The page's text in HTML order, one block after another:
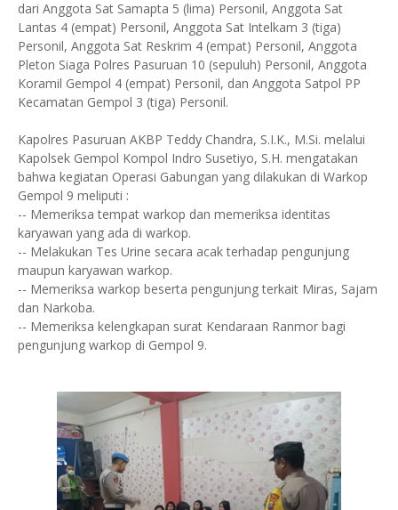
dari Anggota Sat Samapta 5 (lima) Personil, Anggota Sat
Lantas 4 (empat) Personil, Anggota Sat Intelkam 3 (tiga)
Personil, Anggota Sat Reskrim 4 (empat) Personil, Anggota
Pleton Siaga Polres Pasuruan 10 (sepuluh) Personil, Anggota
Koramil Gempol 4 (empat) Personil, dan Anggota Satpol PP
Kecamatan Gempol 3 (tiga) Personil.
Kapolres Pasuruan AKBP Teddy Chandra, S.I.K., M.Si. melalui
Kapolsek Gempol Kompol Indro Susetiyo, S.H. mengatakan
bahwa kegiatan Operasi Gabungan yang dilakukan di Warkop
Gempol 9 meliputi :
-- Memeriksa tempat warkop dan memeriksa identitas
karyawan yang ada di warkop.
-- Melakukan Tes Urine secara acak terhadap pengunjung
maupun karyawan warkop.
-- Memeriksa warkop beserta pengunjung terkait Miras, Sajam
dan Narkoba.
-- Memeriksa kelengkapan surat Kendaraan Ranmor bagi
pengunjung warkop di Gempol 9.